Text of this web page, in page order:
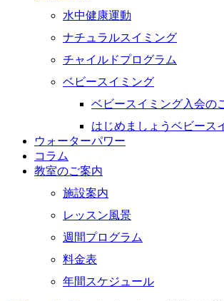
水中健康運動
ナチュラルスイミング
チャイルドプログラム
ベビースイミング
ベビースイミング入会の
はじめましょうベビース
ウォーターパワー
コラム
教室のご案内
施設案内
レッスン風景
週間プログラム
料金表
年間スケジュール